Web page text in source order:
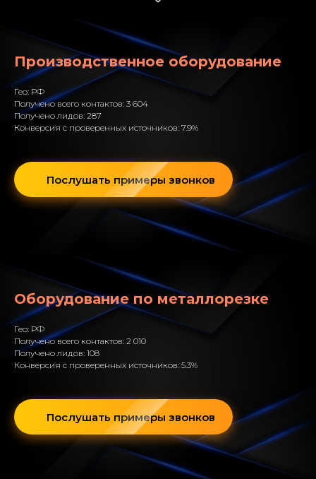
Производственное оборудование
Гео: РФ
Получено всего контактов: 3 604
Получено лидов: 287
Конверсия с проверенных источников: 7.9%
Послушать примеры звонков
Оборудование по металлорезке
Гео: РФ
Получено всего контактов: 2 010
Получено лидов: 108
Конверсия с проверенных источников: 5.3%
Послушать примеры звонков